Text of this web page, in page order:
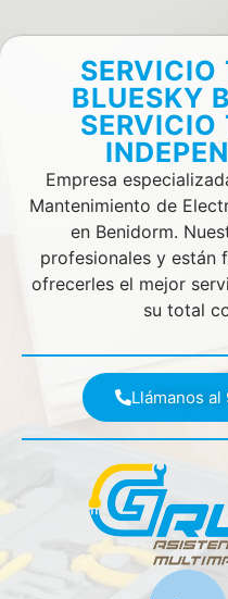
SERVICIO
BLUESKY
SERVICIO
Empresa
Mantenimiento de
en Benidorm.
profesionales y están
ofrecerles el mejor
su total
Llámanos